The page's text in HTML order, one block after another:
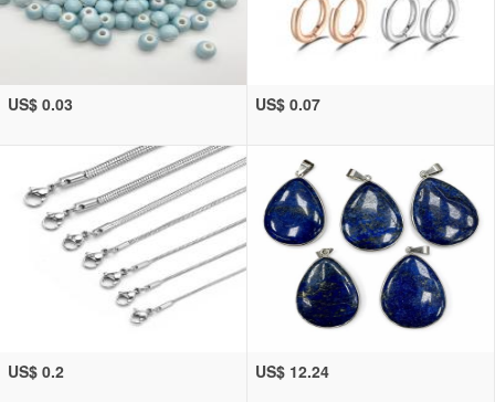
US$ 0.03 US$ 0.07
US$ 0.2 US$ 12.24